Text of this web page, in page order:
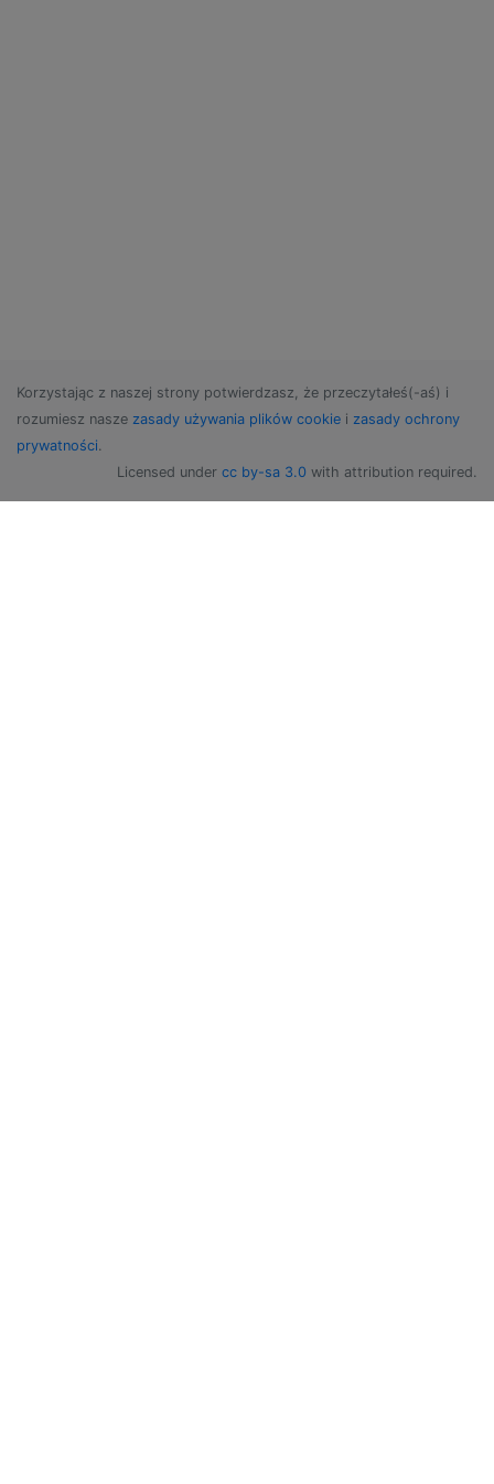
Korzystając z naszej strony potwierdzasz, że przeczytałeś(-aś) i
rozumiesz nasze zasady używania plików cookie i zasady ochrony
prywatności.
Licensed under cc by-sa 3.0 with attribution required.